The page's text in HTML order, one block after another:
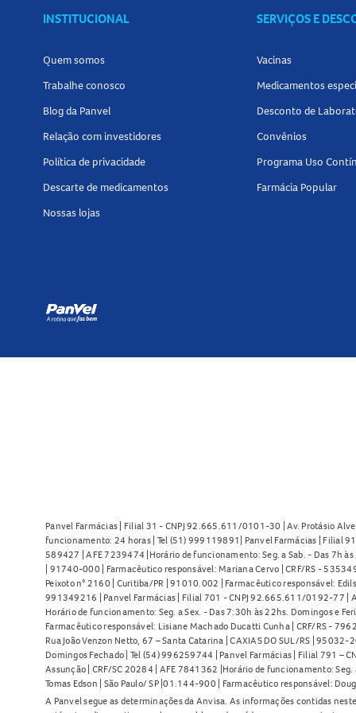
INSTITUCIONAL
Quem somos
Trabalhe conosco
Blog da Panvel
Relação com investidores
Política de privacidade
Descarte de medicamentos
Nossas lojas
SERVIÇOS E
Vacinas
Medicamentos
Desconto de
Convênios
Programa Uso
Farmácia Popular
Panvel Farmácias | Filial 31 - CNPJ 92.665.611/0101-30 | Av. Protásio
funcionamento: 24 horas | Tel (51) 999119891| Panvel Farmácias | Filial
589427 | AFE 7239474 |Horário de funcionamento: Seg. a Sab. - Das 7h
| 91740-000 | Farmacêutico responsável: Mariana Cervo | CRF/RS -
Peixoto n° 2160 | Curitiba/PR | 91010.002 | Farmacêutico responsável:
991349216 | Panvel Farmácias | Filial 701 - CNPJ 92.665.611/0192-77 |
Horário de funcionamento: Seg. a Sex. - Das 7:30h às 22hs. Domingos e
Farmacêutico responsável: Lisiane Machado Ducatti Cunha | CRF/RS -
Rua João Venzon Netto, 67 – Santa Catarina | CAXIAS DO SUL/RS |
Domingos Fechado | Tel (54) 996259744 | Panvel Farmácias | Filial 791 –
Assunção | CRF/SC 20284 | AFE 7841362 |Horário de funcionamento:
Tomas Edson | São Paulo/ SP |01.144-900 | Farmacêutico responsável:
A Panvel segue as determinações da Anvisa. As informações contidas